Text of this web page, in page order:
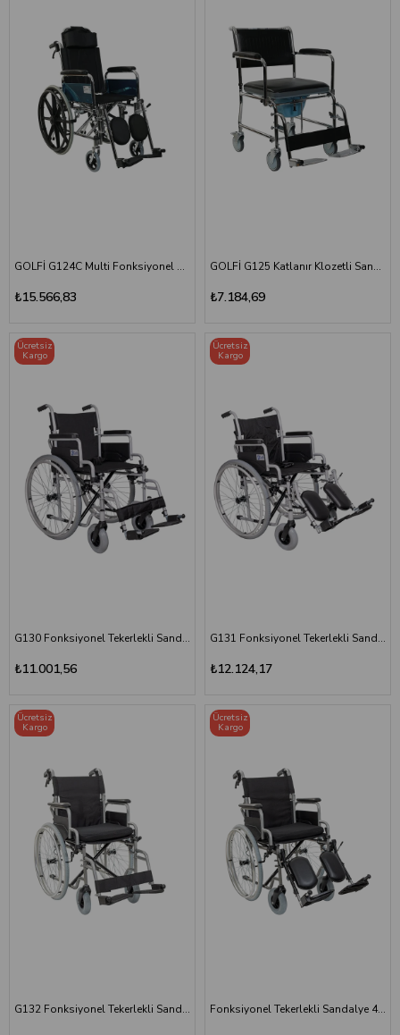
GOLFİ G124C Multi Fonksiyonel Pediatrik Sandalye
₺15.566,83
GOLFİ G125 Katlanır Klozetli Sandalye
₺7.184,69
G130 Fonksiyonel Tekerlekli Sandalye
₺11.001,56
Ücretsiz
Kargo
G131 Fonksiyonel Tekerlekli Sandalye
₺12.124,17
Ücretsiz
Kargo
G132 Fonksiyonel Tekerlekli Sandalye
Ücretsiz
Kargo
Fonksiyonel Tekerlekli Sandalye 45cm
Ücretsiz
Kargo